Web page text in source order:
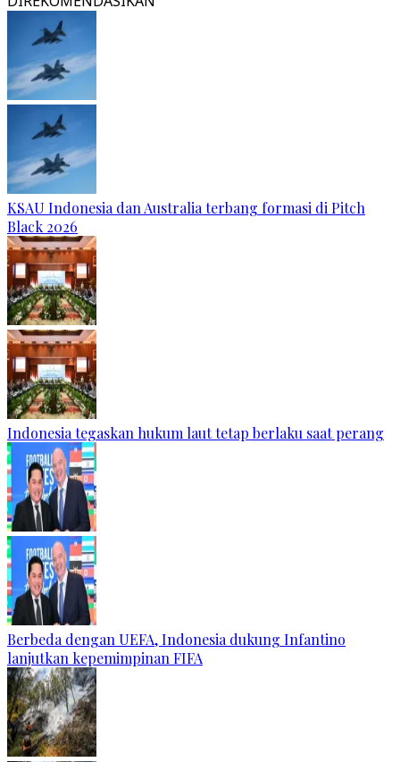
KSAU Indonesia dan Australia terbang formasi di Pitch
Black 2026
Indonesia tegaskan hukum laut tetap berlaku saat perang
Berbeda dengan UEFA, Indonesia dukung Infantino
lanjutkan kepemimpinan FIFA